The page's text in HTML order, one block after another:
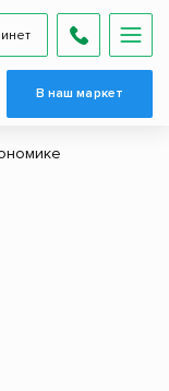
В наш маркет